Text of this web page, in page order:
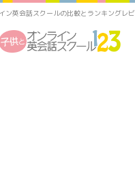
ン英会話スクールの比較とランキングレ